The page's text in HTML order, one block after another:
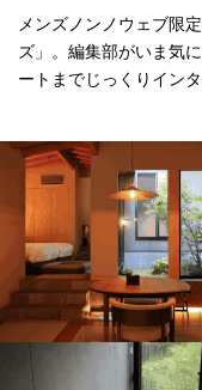
メンズノンノウェブ限
ズ」。編集部がいま気
ートまでじっくりイン